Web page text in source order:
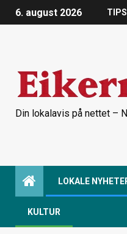
6. august 2026
Din lokalavis på nettet –
LOKALE
KULTUR